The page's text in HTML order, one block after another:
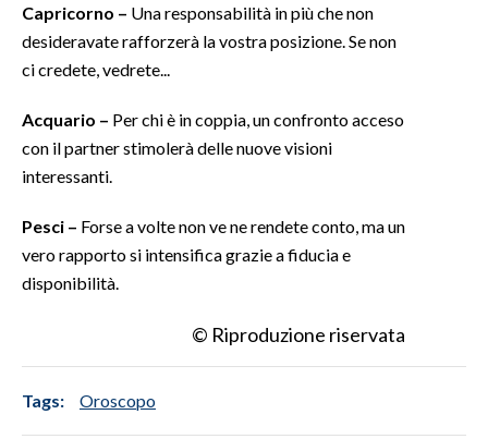
Capricorno – Una responsabilità in più che non
desideravate rafforzerà la vostra posizione. Se non
ci credete, vedrete...
Acquario – Per chi è in coppia, un confronto acceso
con il partner stimolerà delle nuove visioni
interessanti.
Pesci – Forse a volte non ve ne rendete conto, ma un
vero rapporto si intensifica grazie a fiducia e
disponibilità.
© Riproduzione riservata
Tags: Oroscopo